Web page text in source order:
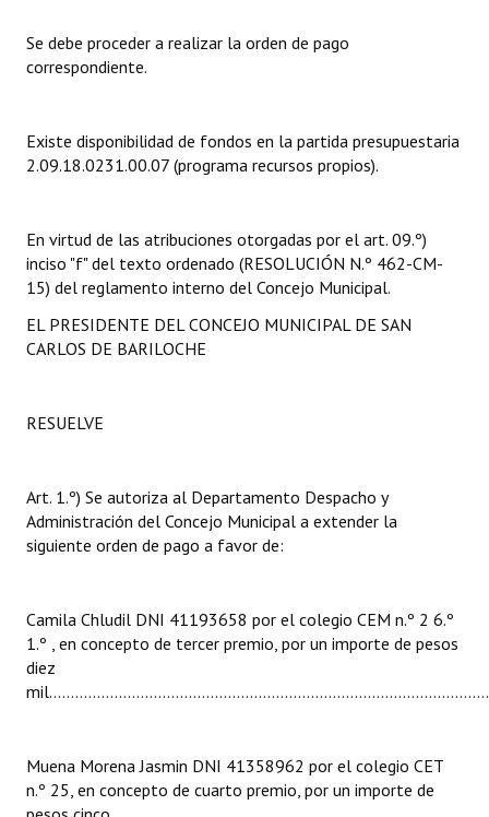
Actas de Audiencias Públicas
Comunicaciones
Resoluciones
Resoluciones de Presidencia
INSTITUCIONAL
Datos Históricos
Audiencias Públicas - Registro
Mujeres que Dejaron Huellas - Registro
Periodistas Decanos - Registro
Banca del Vecino - Registro
Se debe proceder a realizar la orden de pago
correspondiente.
Existe disponibilidad de fondos en la partida presupuestaria
2.09.18.0231.00.07 (programa recursos propios).
En virtud de las atribuciones otorgadas por el art. 09.º)
inciso "f" del texto ordenado (RESOLUCIÓN N.º 462-CM-
15) del reglamento interno del Concejo Municipal.
EL PRESIDENTE DEL CONCEJO MUNICIPAL DE SAN
CARLOS DE BARILOCHE
RESUELVE
Art. 1.º) Se autoriza al Departamento Despacho y
Administración del Concejo Municipal a extender la
siguiente orden de pago a favor de:
Camila Chludil DNI 41193658 por el colegio CEM n.º 2 6.º
1.º , en concepto de tercer premio, por un importe de pesos
diez
Muena Morena Jasmin DNI 41358962 por el colegio CET
n.º 25, en concepto de cuarto premio, por un importe de